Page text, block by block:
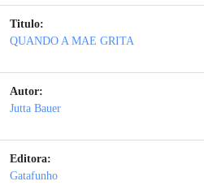
Titulo:
QUANDO A MAE GRITA
Autor:
Jutta Bauer
Editora:
Gatafunho